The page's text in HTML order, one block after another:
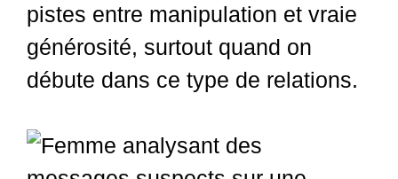
pistes entre manipulation et vraie
générosité, surtout quand on
débute dans ce type de relations.